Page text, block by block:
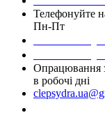
Телефонуйте
Пн-Пт
Опрацювання
в робочі дні